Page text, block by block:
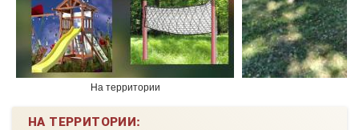
На территории
НА ТЕРРИТОРИИ: